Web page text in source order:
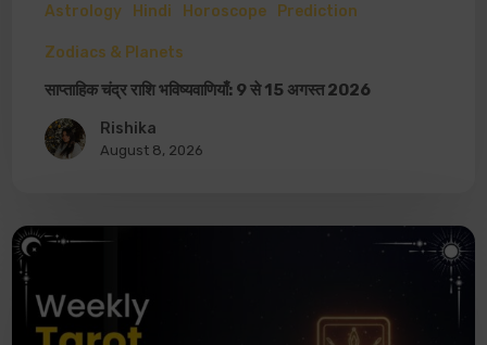
Astrology Hindi Horoscope Prediction
Zodiacs & Planets
साप्ताहिक चंद्र राशि भविष्यवाणियाँ: 9 से 15 अगस्त 2026
Rishika
August 8, 2026